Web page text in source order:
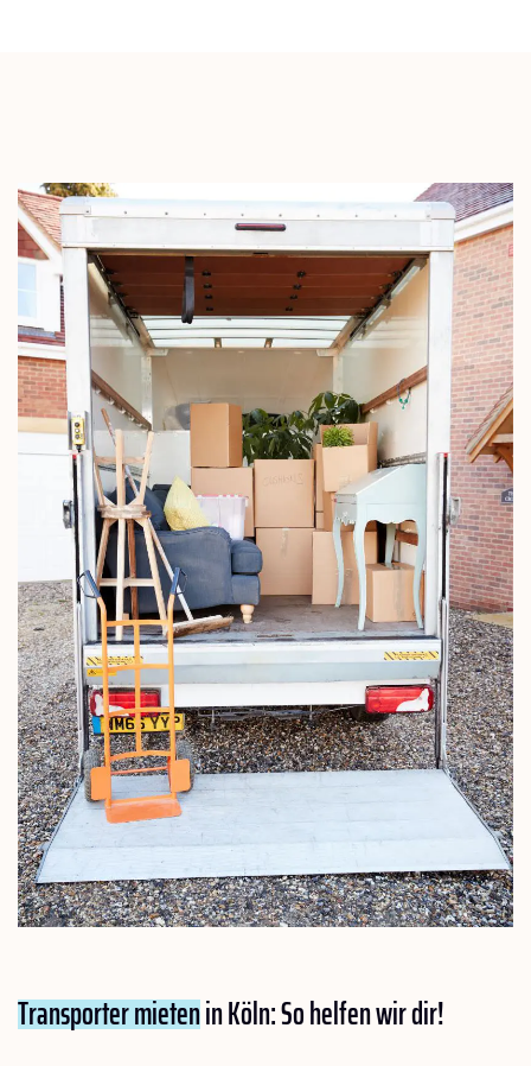
Transporter mietenin Köln: So helfen wir dir!